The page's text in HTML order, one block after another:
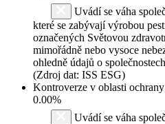
Uvádí se váha
které se zabývají výrobou
označených Světovou
mimořádně nebo vysoce
ohledně údajů o
(Zdroj dat: ISS ESG)
Kontroverze v oblasti
0.00%
Uvádí se váha